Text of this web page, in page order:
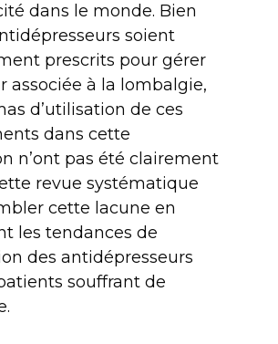
dans le monde. Bien
soient
prescrits pour gérer
associée à la lombalgie,
d’utilisation de ces
dans cette
n’ont pas été clairement
revue systématique
cette lacune en
les tendances de
des antidépresseurs
souffrant de